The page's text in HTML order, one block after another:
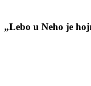
„Lebo u Neho je